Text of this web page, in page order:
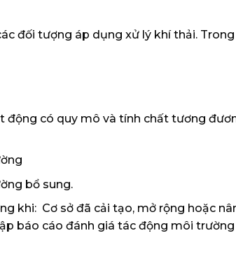
đối tượng áp dụng xử lý khí thải.
có quy mô và tính chất tương
bổ sung.
khi: Cơ sở đã cải tạo, mở rộng hoặc
báo cáo đánh giá tác động môi